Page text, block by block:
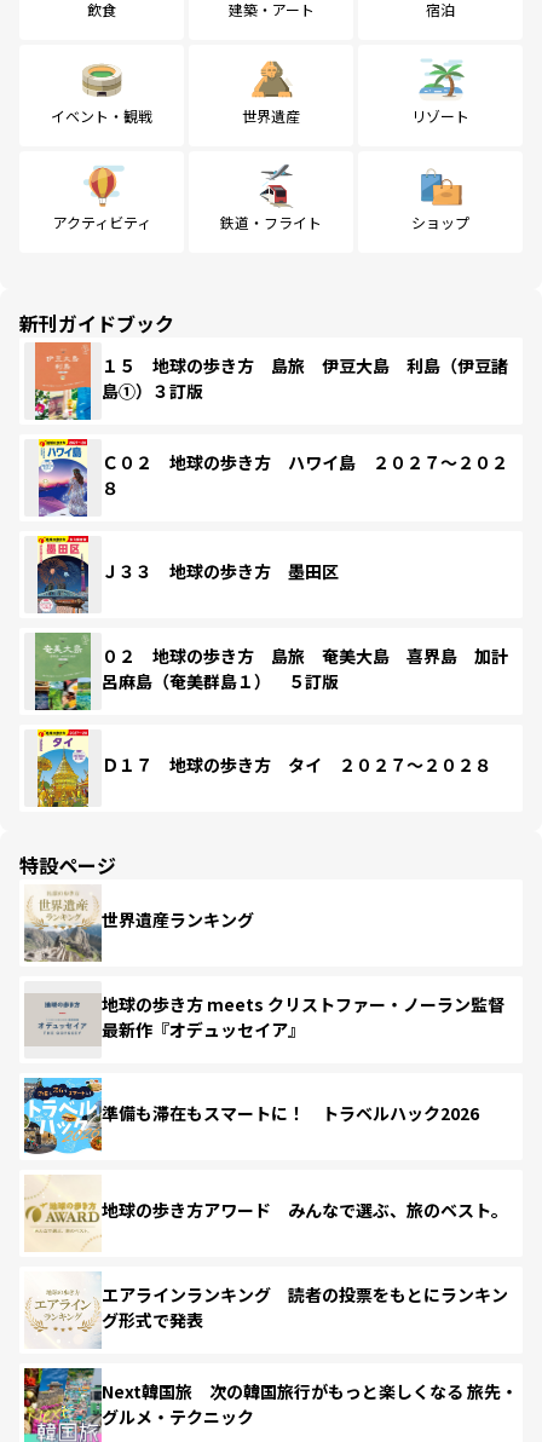
飲食 建築・アート 宿泊
イベント・観戦 世界遺産 リゾート
アクティビティ 鉄道・フライト ショップ
新刊ガイドブック
１５ 地球の歩き方 島旅 伊豆大島 利島（伊豆諸
島①）３訂版
Ｃ０２ 地球の歩き方 ハワイ島 ２０２７～２０２
８
Ｊ３３ 地球の歩き方 墨田区
０２ 地球の歩き方 島旅 奄美大島 喜界島 加計
呂麻島（奄美群島１） ５訂版
Ｄ１７ 地球の歩き方 タイ ２０２７～２０２８
特設ページ
世界遺産ランキング
地球の歩き方 meets クリストファー・ノーラン監督
最新作『オデュッセイア』
準備も滞在もスマートに！ トラベルハック2026
地球の歩き方アワード みんなで選ぶ、旅のベスト。
エアラインランキング 読者の投票をもとにランキン
グ形式で発表
Next韓国旅 次の韓国旅行がもっと楽しくなる 旅先・
グルメ・テクニック